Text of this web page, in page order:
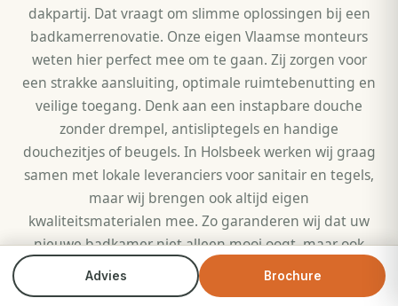
Advies Brochure
dakpartij. Dat vraagt om slimme oplossingen bij een
badkamerrenovatie. Onze eigen Vlaamse monteurs
weten hier perfect mee om te gaan. Zij zorgen voor
een strakke aansluiting, optimale ruimtebenutting en
veilige toegang. Denk aan een instapbare douche
zonder drempel, antisliptegels en handige
douchezitjes of beugels. In Holsbeek werken wij graag
samen met lokale leveranciers voor sanitair en tegels,
maar wij brengen ook altijd eigen
kwaliteitsmaterialen mee. Zo garanderen wij dat uw
nieuwe badkamer niet alleen mooi oogt, maar ook
bestand is tegen dagelijks gebruik. U profiteert
bovendien van tot €1.500 inruilkorting wanneer u
Bel direct Brochure